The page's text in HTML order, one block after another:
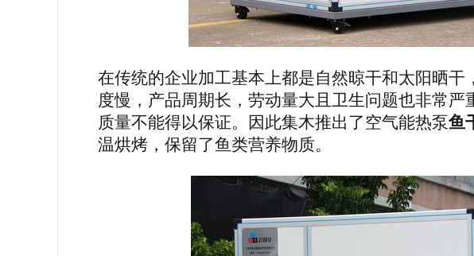
在传统的企业加工基本上都是自然晾干和太阳晒
度慢，产品周期长，劳动量大且卫生问题也非常
质量不能得以保证。因此集木推出了空气能热泵鱼
温烘烤，保留了鱼类营养物质。